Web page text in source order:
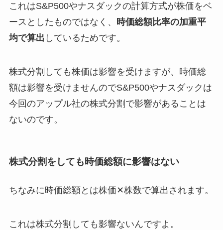
これはS&P500やナスダックの計算方式が株価をベ
ースとしたものではなく、
時価総額比率の加重平
均で算出 しているためです。
株式分割しても株価は影響を受けますが、時価総
額は影響を受けませんのでS&P500やナスダックは
今回のアップル社の株式分割で影響があることは
ないのです。
株式分割をしても時価総額に影響はない
ちなみに時価総額とは株価✕株数で算出されます。
これは株式分割しても影響ないんですよ。